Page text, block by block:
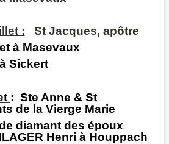
: St Jacques, apôtre
à Masevaux
Sickert
: Ste Anne & St
de la Vierge Marie
diamant des époux
Henri à Houppach